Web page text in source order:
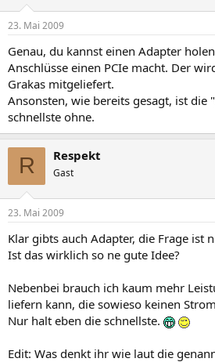
23. Mai 2009
Genau, du kannst einen Adapter
Anschlüsse einen PCIe macht. Der
Grakas mitgeliefert.
Ansonsten, wie bereits gesagt, ist die
schnellste ohne.
R Respekt
Gast
23. Mai 2009
Klar gibts auch Adapter, die Frage ist
Ist das wirklich so ne gute Idee?
Nebenbei brauch ich kaum mehr
liefern kann, die sowieso keinen
Nur halt eben die schnellste.
Edit: Was denkt ihr wie laut die